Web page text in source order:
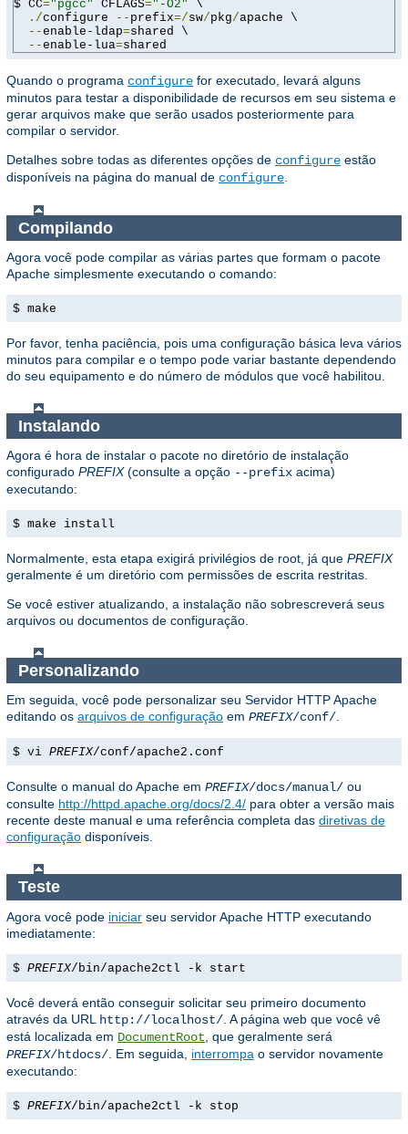
$ CC="pgcc" CFLAGS="-O2"
\
./configure -- prefix=/sw/pkg/apache \
--enable-ldap=shared \
--enable-lua=shared
Quando o programa configure for executado, levará alguns
minutos para testar a disponibilidade de recursos em seu sistema e
gerar arquivos make que serão usados ​​posteriormente para
compilar o servidor.
Detalhes sobre todas as diferentes opções de configure estão
disponíveis na página do manual de configure
Compilando
Agora você pode compilar as várias partes que formam o pacote
Apache simplesmente executando o comando:
$ make
Por favor, tenha paciência, pois uma configuração básica leva vários
minutos para compilar e o tempo pode variar bastante dependendo
do seu equipamento e do número de módulos que você habilitou.
Instalando
Agora é hora de instalar o pacote no diretório de instalação
configurado PREFIX(consulte a opção --prefix acima)
executando:
$ make install
Normalmente, esta etapa exigirá privilégios de root, já que PREFIX
geralmente é um diretório com permissões de escrita restritas.
Se você estiver atualizando, a instalação não sobrescreverá seus
arquivos ou documentos de configuração.
Personalizando
Em seguida, você pode personalizar seu Servidor HTTP Apache
editando os arquivos de configuração em PREFIX/conf/.
$ vi PREFIX/conf/apache2.conf
Consulte o manual do Apache em PREFIX/docs/manual/ ou
consulte http://httpd.apache.org/docs/2.4/ para obter a versão mais
recente deste manual e uma referência completa das diretivas de
configuração disponíveis.
Teste
Agora você pode iniciar seu servidor Apache HTTP executando
imediatamente:
$ PREFIX/bin/apache2ctl -k start
Você deverá então conseguir solicitar seu primeiro documento
através da URL
http://localhost/ . A página web que você vê
está localizada em DocumentRoot , que geralmente será
PREFIX/htdocs/ . Em seguida, interrompa o servidor novamente
executando:
$ PREFIX/bin/apache2ctl -k stop